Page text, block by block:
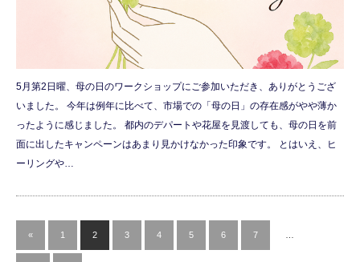
5月第2日曜、母の日のワークショップにご参加いただき、ありがとうござ
いました。 今年は例年に比べて、市場での「母の日」の存在感がやや薄か
ったように感じました。 都内のデパートや花屋を見渡しても、母の日を前
面に出したキャンペーンはあまり見かけなかった印象です。 とはいえ、ヒ
ーリングや…
« 1 2 3 4 5 6 7 …